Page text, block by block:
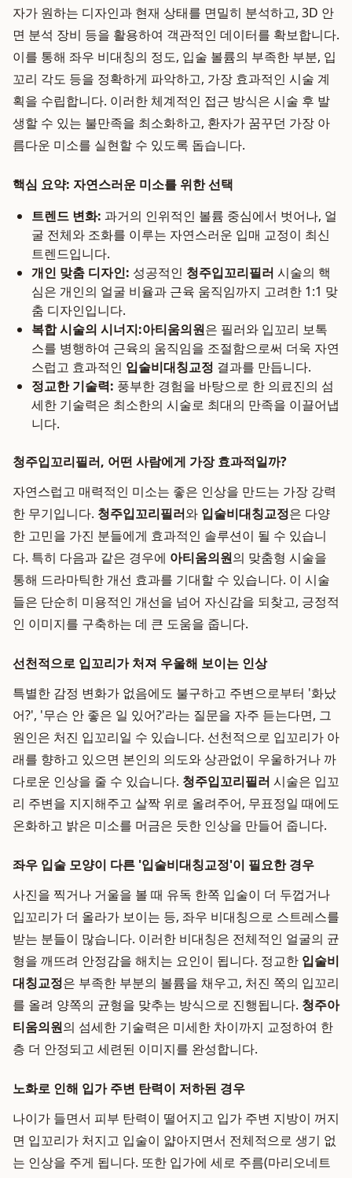
자가 원하는 디자인과 현재 상태를 면밀히 분석하고, 3D 안
면 분석 장비 등을 활용하여 객관적인 데이터를 확보합니다.
이를 통해 좌우 비대칭의 정도, 입술 볼륨의 부족한 부분, 입
꼬리 각도 등을 정확하게 파악하고, 가장 효과적인 시술 계
획을 수립합니다. 이러한 체계적인 접근 방식은 시술 후 발
생할 수 있는 불만족을 최소화하고, 환자가 꿈꾸던 가장 아
름다운 미소를 실현할 수 있도록 돕습니다.
핵심 요약: 자연스러운 미소를 위한 선택
트렌드 변화: 과거의 인위적인 볼륨 중심에서 벗어나, 얼
굴 전체와 조화를 이루는 자연스러운 입매 교정이 최신
트렌드입니다.
개인 맞춤 디자인: 성공적인 청주입꼬리필러 시술의 핵
심은 개인의 얼굴 비율과 근육 움직임까지 고려한 1:1 맞
춤 디자인입니다.
복합 시술의 시너지:아티움의원은 필러와 입꼬리 보톡
스를 병행하여 근육의 움직임을 조절함으로써 더욱 자연
스럽고 효과적인 입술비대칭교정 결과를 만듭니다.
정교한 기술력: 풍부한 경험을 바탕으로 한 의료진의 섬
세한 기술력은 최소한의 시술로 최대의 만족을 이끌어냅
니다.
청주입꼬리필러, 어떤 사람에게 가장 효과적일까?
자연스럽고 매력적인 미소는 좋은 인상을 만드는 가장 강력
한 무기입니다. 청주입꼬리필러와 입술비대칭교정은 다양
한 고민을 가진 분들에게 효과적인 솔루션이 될 수 있습니
다. 특히 다음과 같은 경우에 아티움의원의 맞춤형 시술을
통해 드라마틱한 개선 효과를 기대할 수 있습니다. 이 시술
들은 단순히 미용적인 개선을 넘어 자신감을 되찾고, 긍정적
인 이미지를 구축하는 데 큰 도움을 줍니다.
선천적으로 입꼬리가 처져 우울해 보이는 인상
특별한 감정 변화가 없음에도 불구하고 주변으로부터 '화났
어?', '무슨 안 좋은 일 있어?'라는 질문을 자주 듣는다면, 그
원인은 처진 입꼬리일 수 있습니다. 선천적으로 입꼬리가 아
래를 향하고 있으면 본인의 의도와 상관없이 우울하거나 까
다로운 인상을 줄 수 있습니다. 청주입꼬리필러 시술은 입꼬
리 주변을 지지해주고 살짝 위로 올려주어, 무표정일 때에도
온화하고 밝은 미소를 머금은 듯한 인상을 만들어 줍니다.
좌우 입술 모양이 다른 '입술비대칭교정'이 필요한 경우
사진을 찍거나 거울을 볼 때 유독 한쪽 입술이 더 두껍거나
입꼬리가 더 올라가 보이는 등, 좌우 비대칭으로 스트레스를
받는 분들이 많습니다. 이러한 비대칭은 전체적인 얼굴의 균
형을 깨뜨려 안정감을 해치는 요인이 됩니다. 정교한 입술비
대칭교정은 부족한 부분의 볼륨을 채우고, 처진 쪽의 입꼬리
를 올려 양쪽의 균형을 맞추는 방식으로 진행됩니다. 청주아
티움의원의 섬세한 기술력은 미세한 차이까지 교정하여 한
층 더 안정되고 세련된 이미지를 완성합니다.
노화로 인해 입가 주변 탄력이 저하된 경우
나이가 들면서 피부 탄력이 떨어지고 입가 주변 지방이 꺼지
면 입꼬리가 처지고 입술이 얇아지면서 전체적으로 생기 없
는 인상을 주게 됩니다. 또한 입가에 세로 주름(마리오네트